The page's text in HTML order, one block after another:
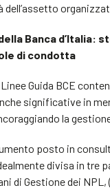
Banca d’Italia:
di condotta
Guida BCE
significative in
la
posto in
divisa in tre
di Gestione dei NPL,